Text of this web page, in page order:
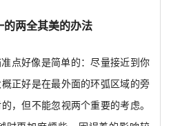
的两全其美的办法
点好像是简单的：尽量接近到你
正好是在最外面的环弧区域的旁
，但不能忽视两个重要的考虑。